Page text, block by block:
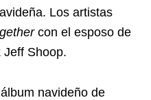
Los artistas
con el esposo de
Jeff Shoop.
navideño de